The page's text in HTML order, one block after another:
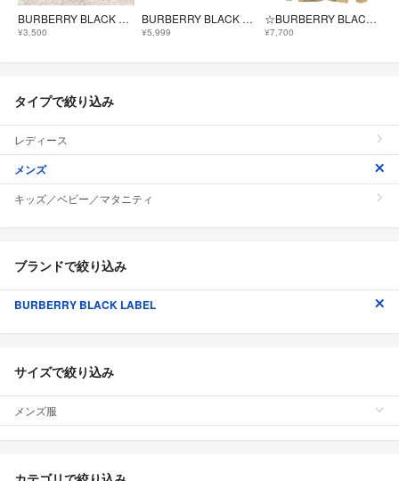
BURBERRY BLACK LABEL 長袖カーディガン 羊毛 ネイビー M
¥3,500
BURBERRY BLACK LABEL☆美品☆ショールカラー☆カーディガン
¥5,999
☆BURBERRY BLACKLABEL バーバリー 麻100％ ショールカラー カーディガン メンズ リネン ニット 騎兵刺繍 ホースロゴ
¥7,700
タイプで絞り込み
レディース
メンズ
キッズ／ベビー／マタニティ
ブランドで絞り込み
BURBERRY BLACK LABEL
サイズで絞り込み
メンズ服